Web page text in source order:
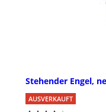
Stehender Engel,
AUSVERKAUFT